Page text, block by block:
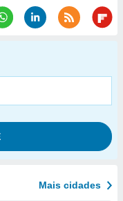
Mais cidades